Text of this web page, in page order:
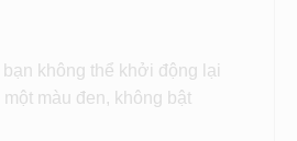
không thể khởi động lại
màu đen, không bật